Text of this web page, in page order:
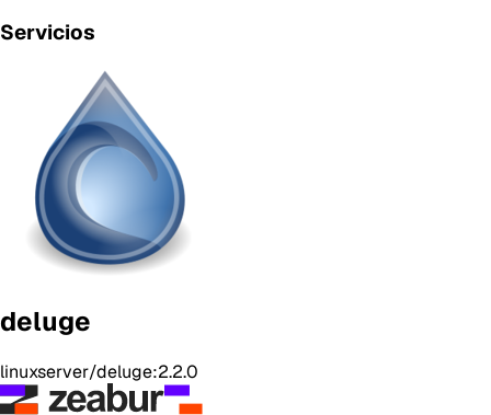
Servicios
deluge
linuxserver/deluge:2.2.0